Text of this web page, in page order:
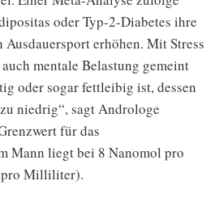
oder Typ-2-Diabetes ihre
Ausdauersport erhöhen. Mit Stress
mentale Belastung gemeint
oder sogar fettleibig ist, dessen
niedrig“, sagt Androloge
für das
Mann liegt bei 8 Nanomol pro
pro Milliliter).